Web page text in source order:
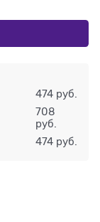
474 руб.
708
руб.
474 руб.